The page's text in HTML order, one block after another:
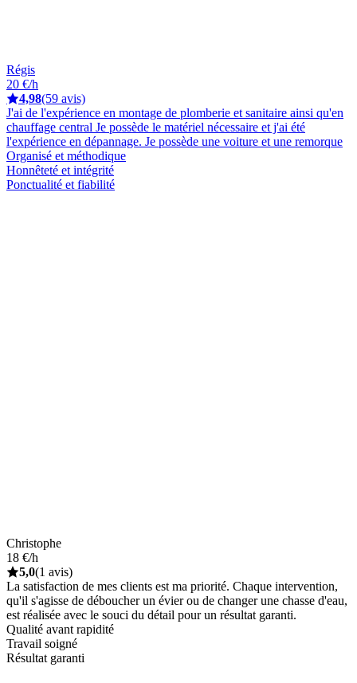
Régis
20 €/h
4,98(59 avis)
J'ai de l'expérience en montage de plomberie et sanitaire ainsi qu'en
chauffage central Je possède le matériel nécessaire et j'ai été
l'expérience en dépannage. Je possède une voiture et une remorque
Organisé et méthodique
Honnêteté et intégrité
Ponctualité et fiabilité
Christophe
18 €/h
5,0(1 avis)
La satisfaction de mes clients est ma priorité. Chaque intervention,
qu'il s'agisse de déboucher un évier ou de changer une chasse d'eau,
est réalisée avec le souci du détail pour un résultat garanti.
Qualité avant rapidité
Travail soigné
Résultat garanti